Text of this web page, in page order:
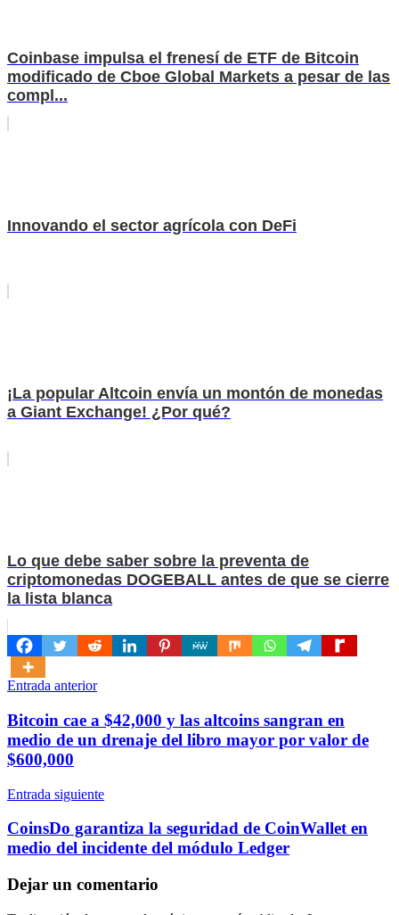
Coinbase impulsa el frenesí de ETF de Bitcoin
modificado de Cboe Global Markets a pesar de las
compl...
Innovando el sector agrícola con DeFi
¡La popular Altcoin envía un montón de monedas
a Giant Exchange! ¿Por qué?
Lo que debe saber sobre la preventa de
criptomonedas DOGEBALL antes de que se cierre
la lista blanca
Navegación
de
entradas
Entrada anterior
Bitcoin cae a $42,000 y las altcoins sangran en
medio de un drenaje del libro mayor por valor de
$600,000
Entrada siguiente
CoinsDo garantiza la seguridad de CoinWallet en
medio del incidente del módulo Ledger
Dejar un comentario